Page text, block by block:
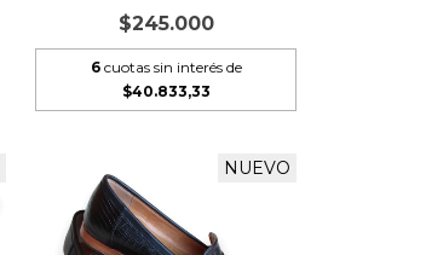
$245.000
6 cuotas sin interés de
$40.833,33
NUEVO